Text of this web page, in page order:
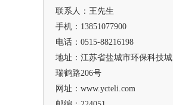
联系人：王先生
手机：13851077900
电话：0515-88216198
地址：江苏省盐城市环保科技城
瑞鹤路206号
网址：www.ycteli.com